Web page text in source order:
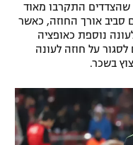
שהצדדים התקרבו מאוד
סביב אורך החוזה, כאשר
נוספת כאופציה
על חוזה לעונה
בשכר.